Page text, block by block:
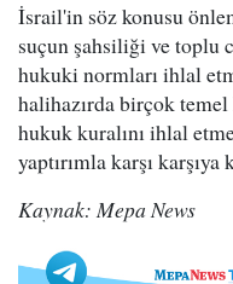
İsrail'in söz konusu
suçun şahsiliği ve toplu
hukuki normları ihlal
halihazırda birçok
hukuk kuralını ihlal
yaptırımla karşı karşıya
Kaynak: Mepa News